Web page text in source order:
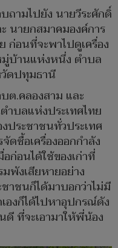
ถามไปยัง นายวีระศักดิ์
นายกสมาคมองค์การ
ก่อนที่จะพาไปดูเครื่อง
มู่บ้านแห่งหนึ่ง ตำบล
วัดปทุมธานี
ต.คลองสาม และ
ำบลแห่งประเทศไทย
ประชาชนทั่วประเทศ
ดซื้อเครื่องออกกำลัง
ก่อนได้ใช้ของเก่าที่
พังเสียหายอย่าง
าชนก็ได้มาบอกว่าไม่มี
องก็ได้ไปหาอุปกรณ์ดัง
ที่จะเอามาให้พี่น้อง